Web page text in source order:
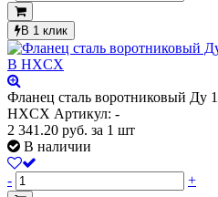
В 1 клик
Фланец сталь воротниковый Ду
HXCX Артикул: -
2 341.20 руб. за 1 шт
В наличии
- +